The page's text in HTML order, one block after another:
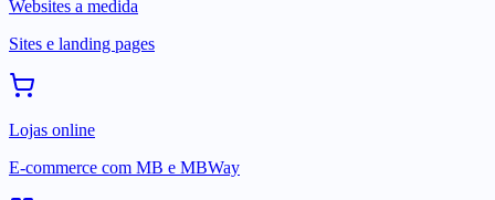
Websites a medida
Sites e landing pages
Lojas online
E-commerce com MB e MBWay